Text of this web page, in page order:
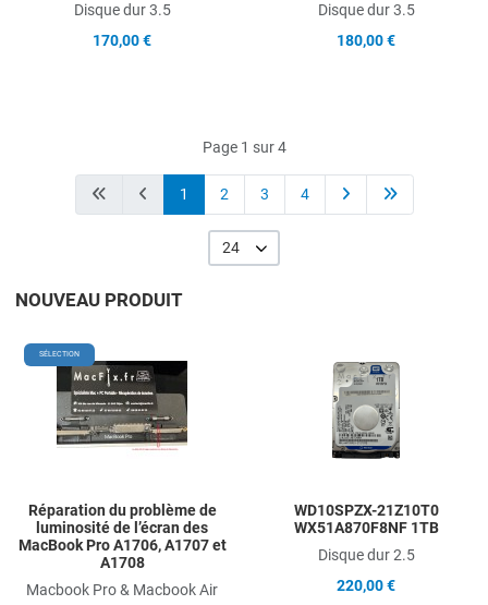
Disque dur 3.5
170,00 €
Disque dur 3.5
180,00 €
Page 1 sur 4
1 2 3 4
24
NOUVEAU PRODUIT
SÉLECTION
Add to Compare
Réparation du problème de
luminosité de l’écran des
MacBook Pro A1706, A1707 et
A1708
Macbook Pro & Macbook Air
WD10SPZX-21Z10T0
WX51A870F8NF 1TB
Disque dur 2.5
220,00 €